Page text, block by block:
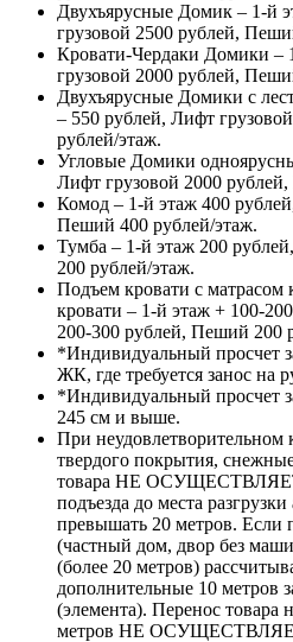
Двухъярусные Домик – 1-й
грузовой 2500 рублей,
Кровати-Чердаки Домики –
грузовой 2000 рублей,
Двухъярусные Домики с
– 550 рублей, Лифт
рублей/этаж.
Угловые Домики
Лифт грузовой 2000
Комод – 1-й этаж 400
Пеший 400 рублей/этаж.
Тумба – 1-й этаж 200
200 рублей/этаж.
Подъем кровати с матрасом
кровати – 1-й этаж + 100-
200-300 рублей, Пеший 200
*Индивидуальный просчет
ЖК, где требуется занос на
*Индивидуальный просчет
245 см и выше.
При неудовлетворительном
твердого покрытия,
товара НЕ
подъезда до места
превышать 20 метров. Если
(частный дом, двор без
(более 20 метров)
дополнительные 10 метров
(элемента). Перенос товара
метров НЕ